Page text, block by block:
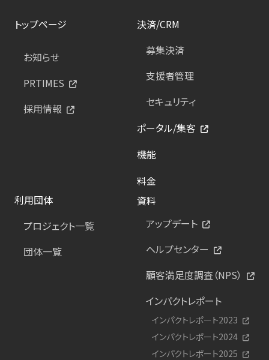
トップページ
お知らせ
PRTIMES
採用情報
決済/CRM
募集決済
支援者管理
セキュリティ
ポータル/集客
機能
料金
利用団体
プロジェクト一覧
団体一覧
資料
アップデート
ヘルプセンター
顧客満足度調査（NPS）
インパクトレポート
インパクトレポート2023
インパクトレポート2024
インパクトレポート2025